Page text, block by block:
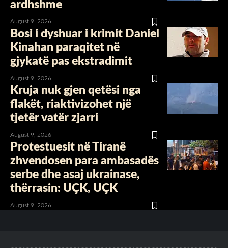
ardhshme
August 9, 2026
Bosi i dyshuar i krimit Daniel
Kinahan paraqitet në
gjykatë pas ekstradimit
August 9, 2026
Kruja nuk gjen qetësi nga
flakët, riaktivizohet një
tjetër vatër zjarri
August 9, 2026
Protestuesit në Tiranë
zhvendosen para ambasadës
serbe dhe asaj ukrainase,
thërrasin: UÇK, UÇK
August 9, 2026